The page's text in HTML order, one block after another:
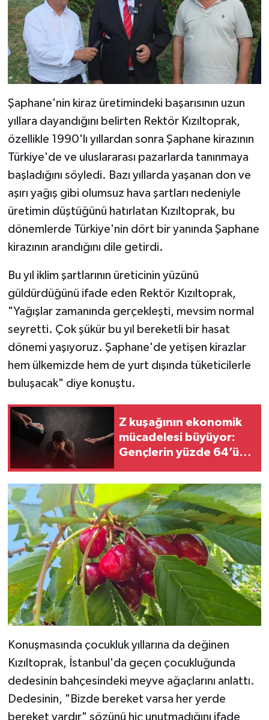
Şaphane'nin kiraz üretimindeki başarısının uzun
yıllara dayandığını belirten Rektör Kızıltoprak,
özellikle 1990'lı yıllardan sonra Şaphane kirazının
Türkiye'de ve uluslararası pazarlarda tanınmaya
başladığını söyledi. Bazı yıllarda yaşanan don ve
aşırı yağış gibi olumsuz hava şartları nedeniyle
üretimin düştüğünü hatırlatan Kızıltoprak, bu
dönemlerde Türkiye'nin dört bir yanında Şaphane
kirazının arandığını dile getirdi.
Bu yıl iklim şartlarının üreticinin yüzünü
güldürdüğünü ifade eden Rektör Kızıltoprak,
"Yağışlar zamanında gerçekleşti, mevsim normal
seyretti. Çok şükür bu yıl bereketli bir hasat
dönemi yaşıyoruz. Şaphane'de yetişen kirazlar
hem ülkemizde hem de yurt dışında tüketicilerle
buluşacak" diye konuştu.
Z kuşağının ekonomik
mücadelesi büyüyor:
Gençlerin yüzde 64’ü
kalıyor
Konuşmasında çocukluk yıllarına da değinen
Kızıltoprak, İstanbul'da geçen çocukluğunda
dedesinin bahçesindeki meyve ağaçlarını anlattı.
Dedesinin, "Bizde bereket varsa her yerde
bereket vardır" sözünü hiç unutmadığını ifade